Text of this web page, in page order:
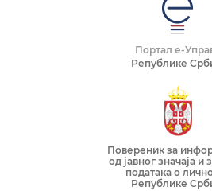
Портал е-
Републике
Повереник за
од јавног значаја и
података о
Републике